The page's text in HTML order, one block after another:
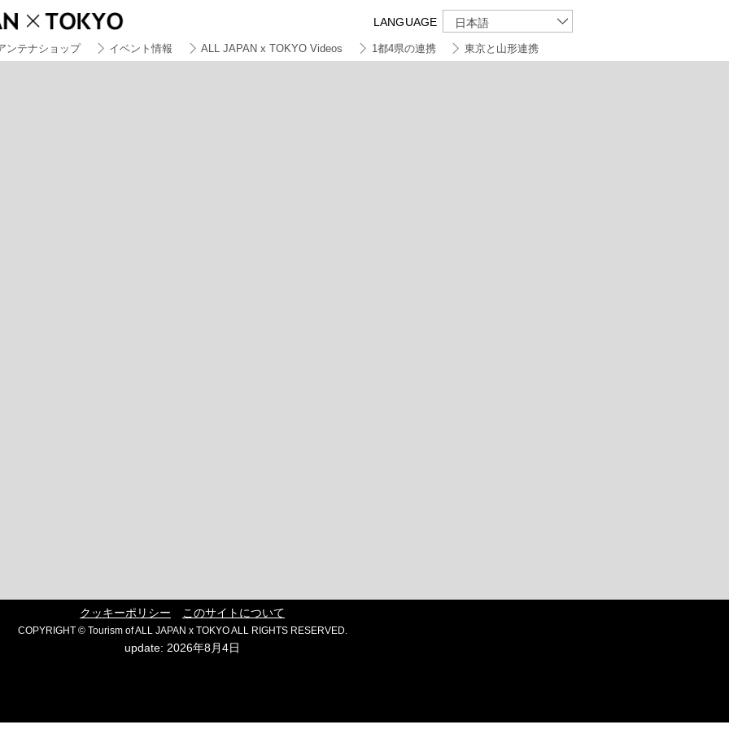
LANGUAGE 日本語
ンテナショップ イベント情報 ALL JAPAN x TOKYO Videos 1都4県の連携 東京と山形連携
クッキーポリシー このサイトについて
COPYRIGHT © Tourism of ALL JAPAN x TOKYO ALL RIGHTS RESERVED.
update: 2026年8月4日